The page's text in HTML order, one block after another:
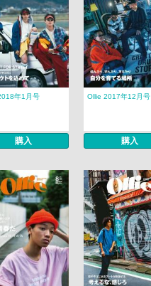
年1月号
購入
Ollie 2017年12月号
購入